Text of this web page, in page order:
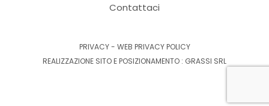
Contattaci
PRIVACY- WEB PRIVACY POLICY
REALIZZAZIONE SITO E POSIZIONAMENTO : GRASSI SRL